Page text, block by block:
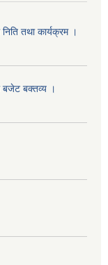
तथा कार्यक्रम ।
बजेट बक्तव्य ।